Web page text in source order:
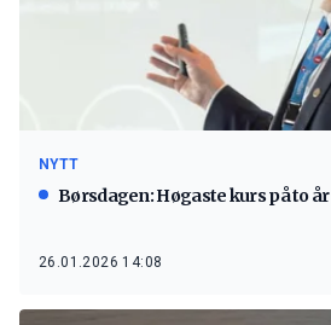
NYTT
Børsdagen: Høgaste kurs på to år
26.01.2026 14:08